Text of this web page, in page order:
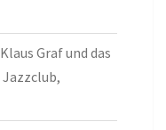
Graf und das